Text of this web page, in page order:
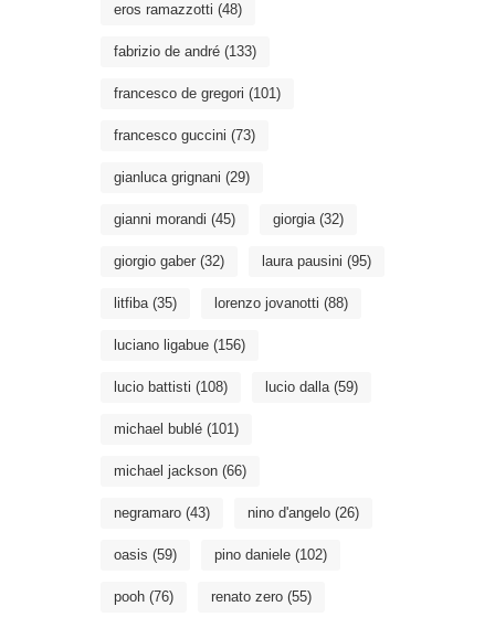
eros ramazzotti (48)
fabrizio de andré (133)
francesco de gregori (101)
francesco guccini (73)
gianluca grignani (29)
gianni morandi (45) giorgia(32)
giorgio gaber (32) laura pausini (95)
litfiba(35) lorenzo jovanotti (88)
luciano ligabue (156)
lucio battisti (108) lucio dalla(59)
michael bublé (101)
michael jackson (66)
negramaro (43) nino d'angelo (26)
oasis (59) pino daniele (102)
pooh (76) renato zero (55)